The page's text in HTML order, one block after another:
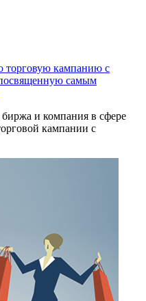
торговую кампанию с
самым
и компания в сфере
кампании с